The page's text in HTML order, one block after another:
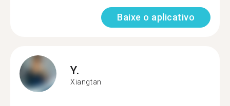
Baixe o aplicativo
Y.
Xiangtan